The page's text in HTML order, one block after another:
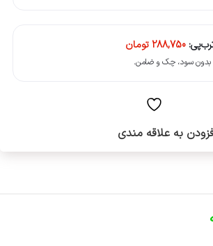
288,750تومان
به علاقه مندی